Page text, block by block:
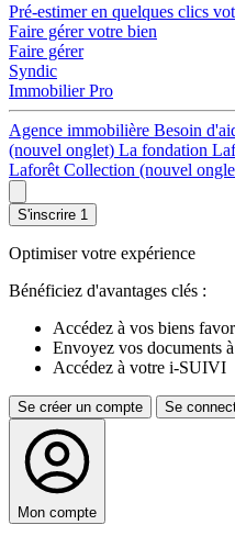
Pré-estimer en quelques clics
Faire gérer votre bien
Faire gérer
Syndic
Immobilier Pro
Agence immobilière Besoin
(nouvel onglet) La fondation
Laforêt Collection (nouvel
S'inscrire 1
Optimiser votre expérience
Bénéficiez d'avantages clés :
Accédez à vos biens
Envoyez vos documents
Accédez à votre i-SUIVI
Se créer un compte Se
Mon compte